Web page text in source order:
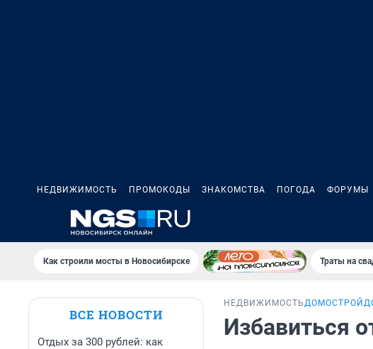
НЕДВИЖИМОСТЬ ПРОМОКОДЫ ЗНАКОМСТВА ПОГОДА ФОРУМЫ
Как строили мосты в Новосибирске Траты на
ВСЕ НОВОСТИ
Отдых за 300 рублей: как
НЕДВИЖИМОСТЬДОМОСТРОЙ
Избавиться